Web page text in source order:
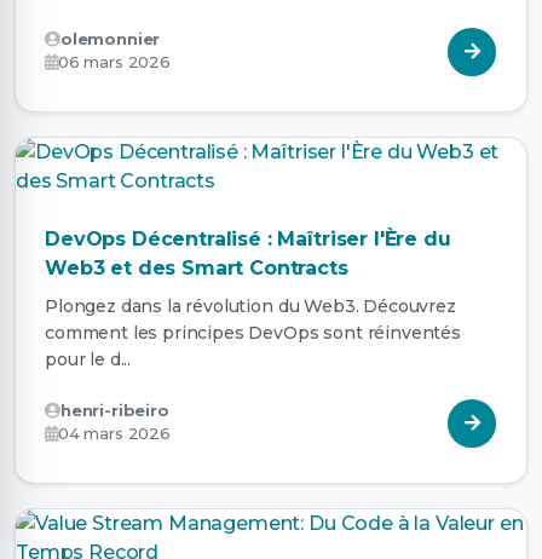
olemonnier
06 mars 2026
DevOps Décentralisé : Maîtriser l'Ère du
Web3 et des Smart Contracts
Plongez dans la révolution du Web3. Découvrez
comment les principes DevOps sont réinventés
pour le d...
henri-ribeiro
04 mars 2026